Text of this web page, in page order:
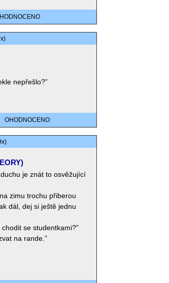
nepřešlo?”
OHODNOCENO
je znát to osvěžující
zimu trochu přiberou
dál, dej si ještě jednu
se studentkami?”
na rande.”